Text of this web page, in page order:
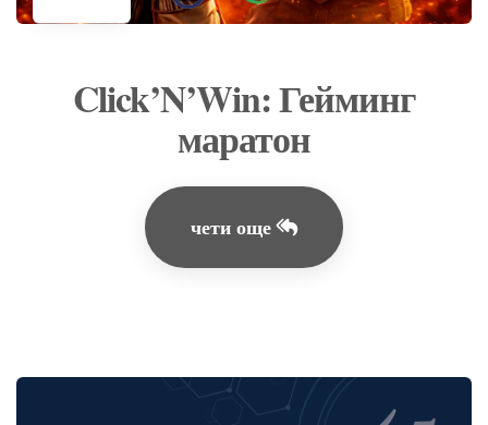
Click’N’Win: Гейминг
маратон
чети още